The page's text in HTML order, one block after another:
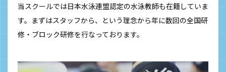
当スクールでは日本水泳連盟認定の水泳教師も在籍していま
す。まずはスタッフから、という理念から年に数回の全国研
修・ブロック研修を行なっております。